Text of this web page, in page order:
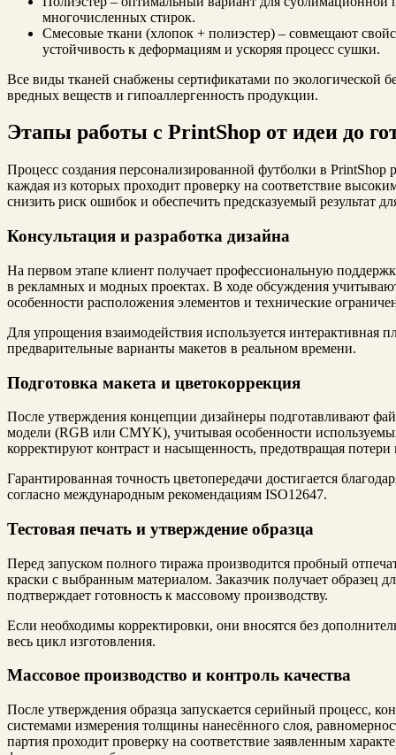
многочисленных стирок.
Смесовые ткани (хлопок + полиэстер) – совмещают
устойчивость к деформациям и ускоряя процесс сушки.
Все виды тканей снабжены сертификатами по экологической
вредных веществ и гипоаллергенность продукции.
Этапы работы с PrintShop от идеи до
Процесс создания персонализированной футболки в PrintShop
каждая из которых проходит проверку на соответствие
снизить риск ошибок и обеспечить предсказуемый результат
Консультация и разработка дизайна
На первом этапе клиент получает профессиональную
в рекламных и модных проектах. В ходе обсуждения
особенности расположения элементов и технические
Для упрощения взаимодействия используется интерактивная
предварительные варианты макетов в реальном времени.
Подготовка макета и цветокоррекция
После утверждения концепции дизайнеры подготавливают
модели (RGB или CMYK), учитывая особенности
корректируют контраст и насыщенность, предотвращая
Гарантированная точность цветопередачи достигается
согласно международным рекомендациям ISO12647.
Тестовая печать и утверждение образца
Перед запуском полного тиража производится пробный
краски с выбранным материалом. Заказчик получает образец
подтверждает готовность к массовому производству.
Если необходимы корректировки, они вносятся без
весь цикл изготовления.
Массовое производство и контроль качества
После утверждения образца запускается серийный процесс,
системами измерения толщины нанесённого слоя,
партия проходит проверку на соответствие заявленным